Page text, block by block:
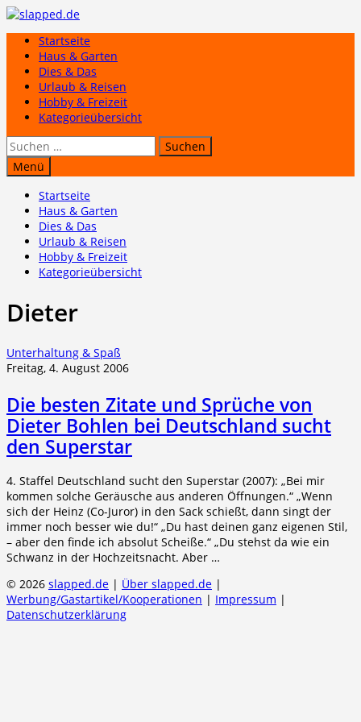
Zum
springenStartseite
Haus & Garten
Dies & Das
Urlaub & Reisen
Hobby & Freizeit
Kategorieübersicht
Suchen
nach:
Menü
Startseite
Haus & Garten
Dies & Das
Urlaub & Reisen
Hobby & Freizeit
Kategorieübersicht
Dieter
Unterhaltung & Spaß
Freitag, 4. August 2006
Die besten Zitate und Sprüche von
Dieter Bohlen bei Deutschland sucht
den Superstar
4. Staffel Deutschland sucht den Superstar (2007): „Bei mir
kommen solche Geräusche aus anderen Öffnungen.“ „Wenn
sich der Heinz (Co-Juror) in den Sack schießt, dann singt der
immer noch besser wie du!“ „Du hast deinen ganz eigenen Stil,
– aber den finde ich absolut Scheiße.“ „Du stehst da wie ein
Schwanz in der Hochzeitsnacht. Aber …
© 2026 slapped.de | Über slapped.de |
Werbung/Gastartikel/Kooperationen | Impressum |
Datenschutzerklärung